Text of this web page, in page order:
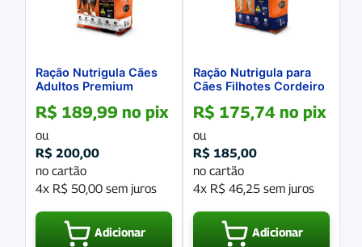
Ração Nutrigula Cães
Adultos Premium
Açai 20Kg
R$ 189,99 no pix
ou
R$ 200,00
no cartão
4x R$ 50,00 sem juros
Adicionar
Ração Nutrigula para
Cães Filhotes Cordeiro
R$ 175,74 no pix
ou
R$ 185,00
no cartão
4x R$ 46,25 sem juros
Adicionar